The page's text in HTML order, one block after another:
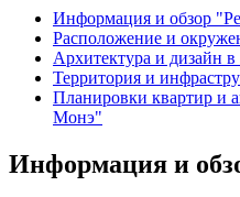
Информация и обзор
Расположение и
Архитектура и дизайн
Территория и
Планировки квартир и
Монэ"
Информация и